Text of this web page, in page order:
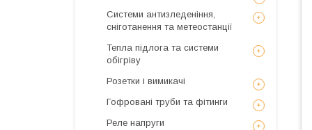
Системи антизледеніння,
сніготанення та метеостанції
Тепла підлога та системи
обігріву
Розетки і вимикачі
Гофровані труби та фітинги
Реле напруги